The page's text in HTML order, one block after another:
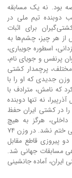
بود. نه یک مسابقه
دوبنده تیم ملی در
کشتی‌گیران برای اثبات
از هر چیز، چشم‌ها به
اسطوره جویباری،
پرنفس و جویای نام،
پرچمدار کشتی
میدان آمد. وزن جدیدی که او را با
که نامش، مترادف با
نه تنها دوبنده
را در کشتی ایران حفظ
داخلی، هرگز به هیچ
کشتی‌گیر ایرانی نباخته است. اما ماجرا فقط به یزدانی ختم نشد. در وزن ۷۴
پیروزی قاطع مقابل
مسابقات جهانی شد.
آماده جانشینی